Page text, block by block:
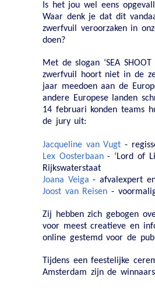
Is het jou wel eens
Waar denk je dat dit
zwerfvuil veroorzaken in
doen?
Met de slogan ‘SEA
zwerfvuil hoort niet in de
jaar meedoen aan de
andere Europese landen
14 februari konden teams
de jury uit:
Jacqueline van Vugt -
Lex Oosterbaan- ‘Lord of
Rijkswaterstaat
Joana Veiga - afvalexpert
Joost van Reisen -
Zij hebben zich gebogen
voor meest creatieve en
online gestemd voor de
Tijdens een feestelijke
Amsterdam zijn de